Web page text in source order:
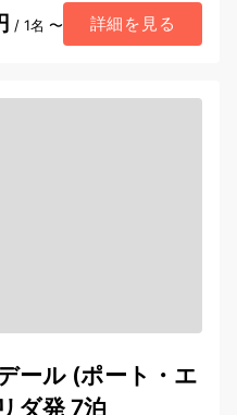
/ 1名 〜 詳細を見る
ール (ポート・エ
ダ発 7泊